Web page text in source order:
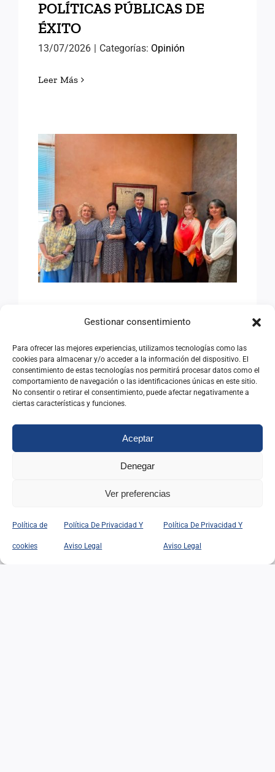
Gestionar consentimiento
Para ofrecer las mejores experiencias, utilizamos tecnologías como las
cookies para almacenar y/o acceder a la información del dispositivo. El
consentimiento de estas tecnologías nos permitirá procesar datos como el
comportamiento de navegación o las identificaciones únicas en este sitio.
No consentir o retirar el consentimiento, puede afectar negativamente a
ciertas características y funciones.
Aceptar
Denegar
Ver preferencias
Política de
cookies
Política De Privacidad Y
Aviso Legal
Política De Privacidad Y
Aviso Legal
POLÍTICAS PÚBLICAS DE
ÉXITO
13/07/2026 | Categorías: Opinión
Leer Más
AVANZANDO HACIA EL
SEMINARIO
INTERNACIONAL DE
ANTIGUOS ALUMNOS DEL
INAP
SEMINARIO
INTERNACIONAL DE
ANTIGUOS ALUMNOS DEL
INAP
08/07/2026
DISCRIMINACIÓN